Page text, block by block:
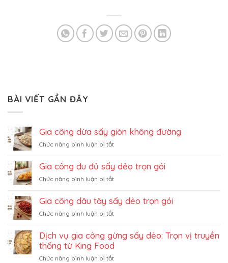
BÀI VIẾT GẦN ĐÂY
Gia công dừa sấy giòn không đường
Chức năng bình luận bị tắtở
công
dừa
sấy
không
đường
Gia công đu đủ sấy dẻo trọn gói
Chức năng bình luận bị tắtở
công
đu
đủ
dẻo
trọn
Gia công dâu tây sấy dẻo trọn gói
Chức năng bình luận bị tắtở
công
dâu
tây
sấy
Dịch vụ gia công gừng sấy dẻo: Trọn vị truyền
thống từ King Food
Chức năng bình luận bị tắtở